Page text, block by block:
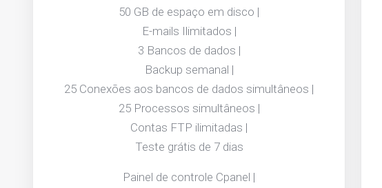
Painel de controle Cpanel |
50 GB de espaço em disco |
E-mails Ilimitados |
3 Bancos de dados |
Backup semanal |
25 Conexões aos bancos de dados simultâneos |
25 Processos simultâneos |
Contas FTP ilimitadas |
Teste grátis de 7 dias